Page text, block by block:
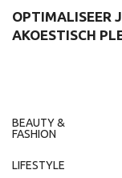
OPTIMALISEER
AKOESTISCH
BEAUTY &
FASHION
LIFESTYLE